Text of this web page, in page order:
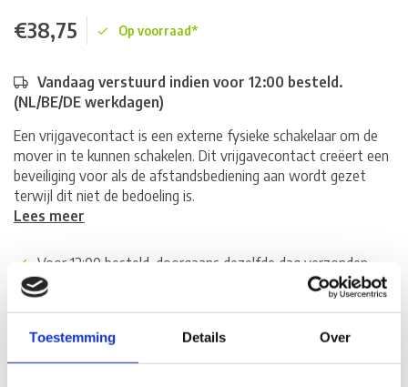
Toestemming Details Over
€38,75 Op voorraad*
Vandaag verstuurd indien voor 12:00 besteld.
(NL/BE/DE werkdagen)
Een vrijgavecontact is een externe fysieke schakelaar om de
mover in te kunnen schakelen. Dit vrijgavecontact creëert een
beveiliging voor als de afstandsbediening aan wordt gezet
terwijl dit niet de bedoeling is.
Lees meer
Voor 12:00 besteld, doorgaans dezelfde dag verzonden
(werkdagen, normale pakketten naar NL/BE/DE)
World wide shipping (normal size and weight packages)
Gratis verzending vanaf € 100,- naar NL en BE
*Zeer grote magazijnvoorraad direct beschikbaar voor